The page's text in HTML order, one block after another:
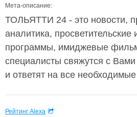
Мета-описание:
ТОЛЬЯТТИ 24 - это новости,
аналитика, просветительские
программы, имиджевые
специалисты свяжутся с
и ответят на все
Рейтинг Alexa